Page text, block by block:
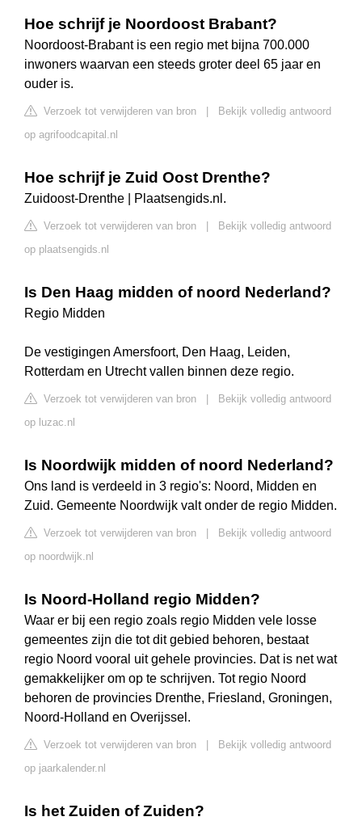
Hoe schrijf je Noordoost Brabant?
Noordoost-Brabant is een regio met bijna 700.000
inwoners waarvan een steeds groter deel 65 jaar en
ouder is.
Verzoek tot verwijderen van bron
Bekijk volledig antwoord
op agrifoodcapital.nl
Hoe schrijf je Zuid Oost Drenthe?
Zuidoost-Drenthe | Plaatsengids.nl.
Verzoek tot verwijderen van bron
Bekijk volledig antwoord
op plaatsengids.nl
Is Den Haag midden of noord Nederland?
Regio Midden
De vestigingen Amersfoort, Den Haag, Leiden,
Rotterdam en Utrecht vallen binnen deze regio.
Verzoek tot verwijderen van bron
Bekijk volledig antwoord
op luzac.nl
Is Noordwijk midden of noord Nederland?
Ons land is verdeeld in 3 regio's: Noord, Midden en
Zuid. Gemeente Noordwijk valt onder de regio Midden.
Verzoek tot verwijderen van bron
Bekijk volledig antwoord
op noordwijk.nl
Is Noord-Holland regio Midden?
Waar er bij een regio zoals regio Midden vele losse
gemeentes zijn die tot dit gebied behoren, bestaat
regio Noord vooral uit gehele provincies. Dat is net wat
gemakkelijker om op te schrijven. Tot regio Noord
behoren de provincies Drenthe, Friesland, Groningen,
Noord-Holland en Overijssel.
Verzoek tot verwijderen van bron
Bekijk volledig antwoord
op jaarkalender.nl
Is het Zuiden of Zuiden?